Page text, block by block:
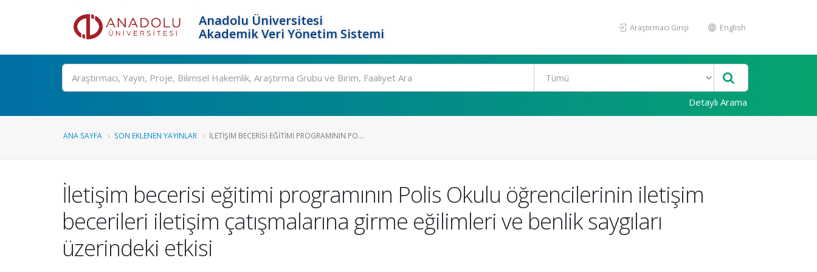
Anadolu Üniversitesi
Akademik Veri Yönetim Sistemi
Araştırmacı Girişi English
Ara
Detaylı Arama
ANA SAYFA SON EKLENEN YAYINLAR İLETIŞIM BECERISI EĞITIMI PROGRAMININ PO...
İletişim becerisi eğitimi programının Polis Okulu öğrencilerinin iletişim
becerileri iletişim çatışmalarına girme eğilimleri ve benlik saygıları
üzerindeki etkisi